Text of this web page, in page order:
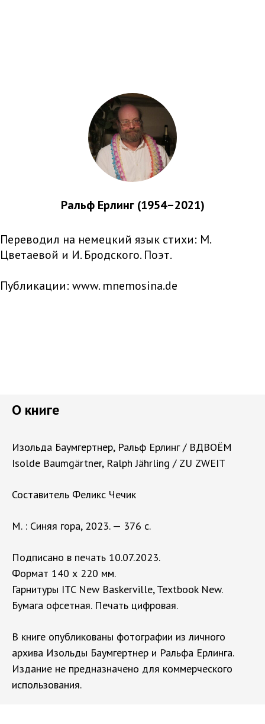
Ральф Ерлинг (1954–2021)
Переводил на немецкий язык стихи: М.
Цветаевой и И. Бродского. Поэт.
Публикации: www. mnemosina.de
О книге
Изольда Баумгертнер, Ральф Ерлинг / ВДВОЁМ
Isolde Baumgärtner, Ralph Jährling / ZU ZWEIT
Составитель Феликс Чечик
М. : Синяя гора, 2023. — 376 с.
Подписано в печать 10.07.2023.
Формат 140 х 220 мм.
Гарнитуры ITC New Baskerville, Textbook New.
Бумага офсетная. Печать цифровая.
В книге опубликованы фотографии из личного
архива Изольды Баумгертнер и Ральфа Ерлинга.
Издание не предназначено для коммерческого
использования.